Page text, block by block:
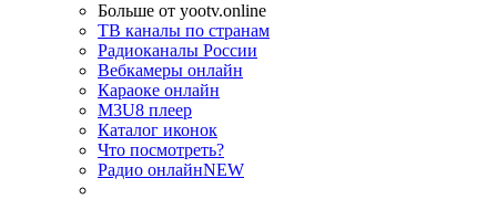
Больше от yootv.online
ТВ каналы по странам
Радиоканалы России
Вебкамеры онлайн
Караоке онлайн
M3U8 плеер
Каталог иконок
Что посмотреть?
Радио онлайнNEW